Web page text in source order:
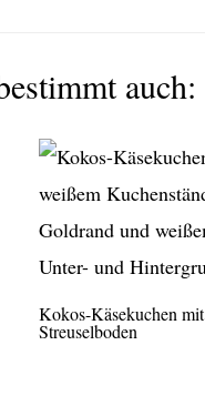
auch:
Kokos-Käsekuchen mit
Streuselboden